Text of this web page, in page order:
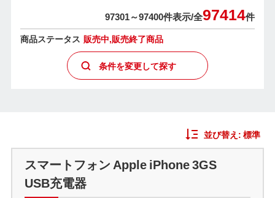
97301～97400件表示/全97414件
商品ステータス 販売中,販売終了商品
条件を変更して探す
並び替え:標準
スマートフォン Apple iPhone 3GS
USB充電器